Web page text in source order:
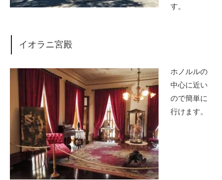
す。
イオラニ宮殿
ホノルルの
中心に近い
ので簡単に
行けます。